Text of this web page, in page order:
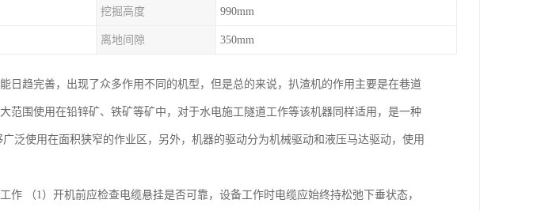
挖掘高度 990mm
离地间隙 350mm
日趋完善，出现了众多作用不同的机型，但是总的来说，扒渣机的作用主要是在巷道
范围使用在铅锌矿、铁矿等矿中，对于水电施工隧道工作等该机器同样适用，是一种
泛使用在面积狭窄的作业区，另外，机器的驱动分为机械驱动和液压马达驱动，使用
作 （1）开机前应检查电缆悬挂是否可靠，设备工作时电缆应始终持松弛下垂状态，